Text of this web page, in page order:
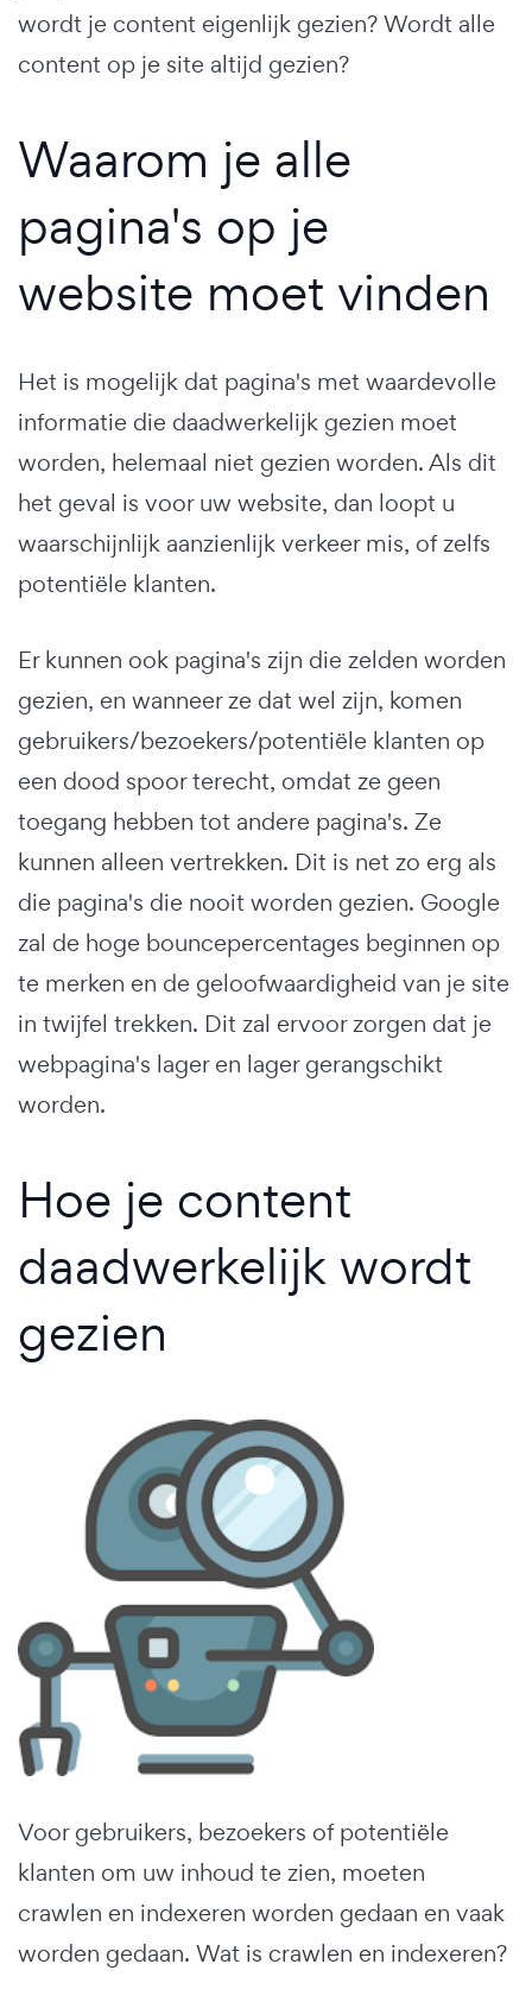
wordt je content eigenlijk gezien? Wordt alle
content op je site altijd gezien?
Waarom je alle
pagina's op je
website moet vinden
Het is mogelijk dat pagina's met waardevolle
informatie die daadwerkelijk gezien moet
worden, helemaal niet gezien worden. Als dit
het geval is voor uw website, dan loopt u
waarschijnlijk aanzienlijk verkeer mis, of zelfs
potentiële klanten.
Er kunnen ook pagina's zijn die zelden worden
gezien, en wanneer ze dat wel zijn, komen
gebruikers/bezoekers/potentiële klanten op
een dood spoor terecht, omdat ze geen
toegang hebben tot andere pagina's. Ze
kunnen alleen vertrekken. Dit is net zo erg als
die pagina's die nooit worden gezien. Google
zal de hoge bouncepercentages beginnen op
te merken en de geloofwaardigheid van je site
in twijfel trekken. Dit zal ervoor zorgen dat je
webpagina's lager en lager gerangschikt
worden.
Hoe je content
daadwerkelijk wordt
gezien
Voor gebruikers, bezoekers of potentiële
klanten om uw inhoud te zien, moeten
crawlen en indexeren worden gedaan en vaak
worden gedaan. Wat is crawlen en indexeren?